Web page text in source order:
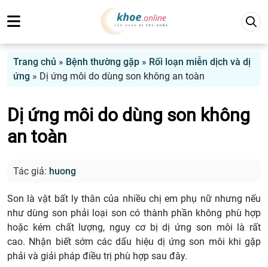
Trang chủ » Bệnh thường gặp » Rối loạn miễn dịch và dị
ứng » Dị ứng môi do dùng son không an toàn
Dị ứng môi do dùng son không
an toàn
Tác giả: huong
Son là vật bất ly thân của nhiều chị em phụ nữ nhưng nếu
như dùng son phải loại son có thành phần không phù hợp
hoặc kém chất lượng, nguy cơ bị dị ứng son môi là rất
cao. Nhận biết sớm các dấu hiệu dị ứng son môi khi gặp
phải và giải pháp điều trị phù hợp sau đây.